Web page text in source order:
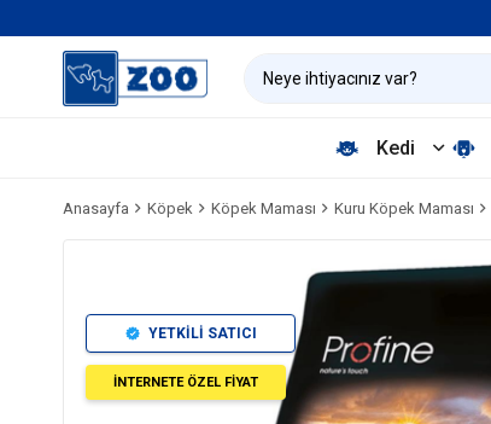
Kedi
Anasayfa Köpek Köpek Maması Kuru Köpek Maması
YETKİLİ SATICI
İNTERNETE ÖZEL FİYAT